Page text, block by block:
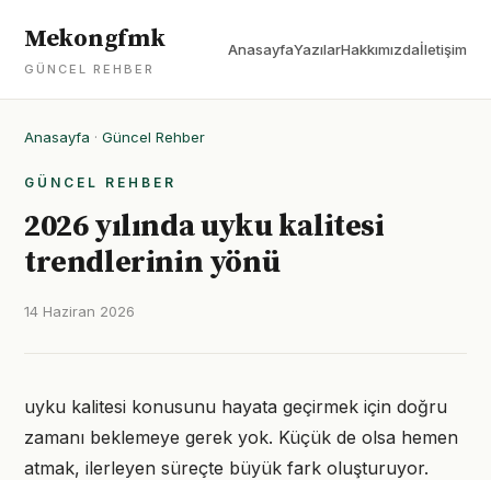
Mekongfmk
GÜNCEL REHBER
AnasayfaYazılarHakkımızdaİletişim
Anasayfa · Güncel Rehber
GÜNCEL REHBER
2026 yılında uyku kalitesi
trendlerinin yönü
14 Haziran 2026
uyku kalitesi konusunu hayata geçirmek için doğru
zamanı beklemeye gerek yok. Küçük de olsa hemen
atmak, ilerleyen süreçte büyük fark oluşturuyor.